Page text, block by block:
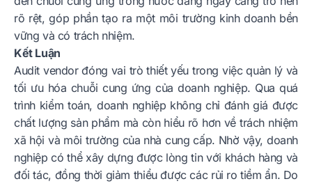
rõ rệt, góp phần tạo ra một môi trường kinh doanh bền
vững và có trách nhiệm.
Kết Luận
Audit vendor đóng vai trò thiết yếu trong việc quản lý và
tối ưu hóa chuỗi cung ứng của doanh nghiệp. Qua quá
trình kiểm toán, doanh nghiệp không chỉ đánh giá được
chất lượng sản phẩm mà còn hiểu rõ hơn về trách nhiệm
xã hội và môi trường của nhà cung cấp. Nhờ vậy, doanh
nghiệp có thể xây dựng được lòng tin với khách hàng và
đối tác, đồng thời giảm thiểu được các rủi ro tiềm ẩn. Do